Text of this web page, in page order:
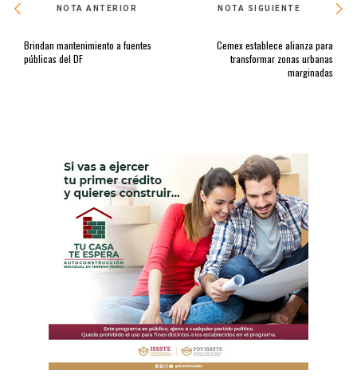
NOTA ANTERIOR
Brindan mantenimiento a fuentes
públicas del DF
NOTA SIGUIENTE
Cemex establece alianza para
transformar zonas urbanas
marginadas